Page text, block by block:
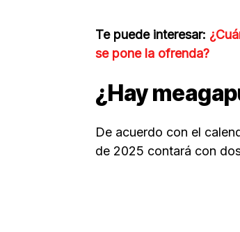
Te puede interesar:
se pone la ofrenda?
¿Hay
De acuerdo con el
de 2025 contará con